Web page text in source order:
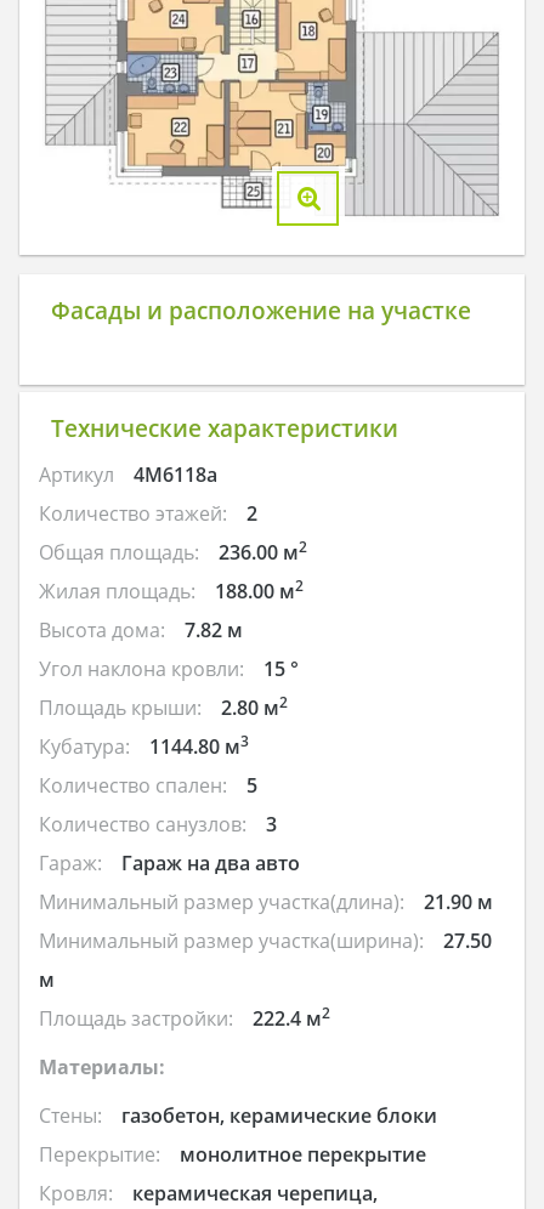
Фасады и расположение на участке
Технические характеристики
Артикул
4M6118a
Количество этажей:
2
Общая площадь:
236.00 м2
Жилая площадь: 188.00 м2
Высота дома:
7.82 м
Угол наклона кровли:
15 °
Площадь крыши:
2.80 м2
Кубатура: 1144.80 м3
Количество спален:
5
Количество санузлов:
3
Гараж:
Гараж на два авто
Минимальный размер участка(длина):
21.90 м
Минимальный размер участка(ширина):
27.50
м
Площадь застройки:
222.4 м2
Материалы:
Стены:
газобетон, керамические блоки
Перекрытие:
монолитное перекрытие
Кровля:
керамическая черепица,